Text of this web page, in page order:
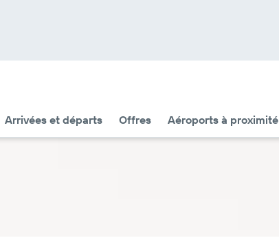
Arrivées et départs Offres Aéroports à proximité